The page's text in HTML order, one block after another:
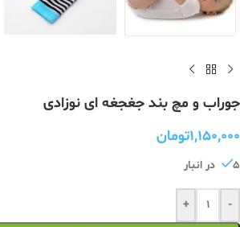
جوراب و مچ بند جغجغه ای نوزادی
۱,۱۵۰,۰۰۰تومان
5 در انبار
-
+